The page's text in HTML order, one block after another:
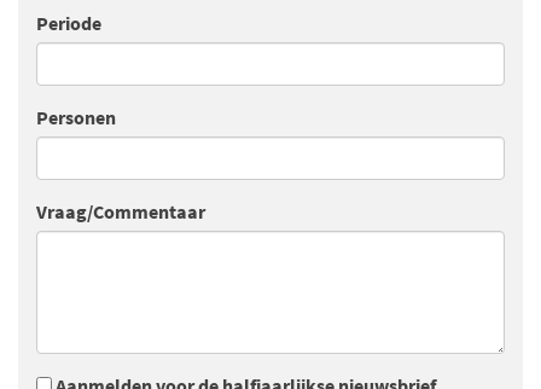
Periode
Personen
Vraag/Commentaar